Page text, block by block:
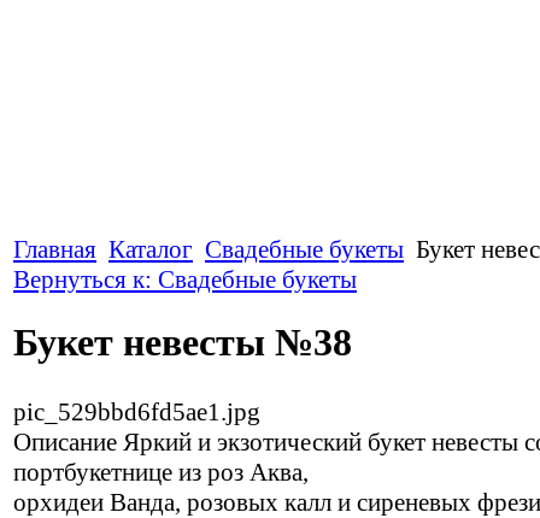
Главная Каталог Свадебные букеты Букет
Вернуться к: Свадебные букеты
Букет невесты №38
pic_529bbd6fd5ae1.jpg
Описание Яркий и экзотический букет невесты
портбукетнице из роз Аква,
орхидеи Ванда, розовых калл и сиреневых